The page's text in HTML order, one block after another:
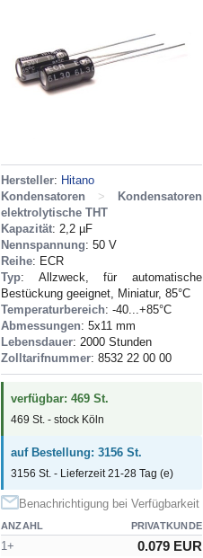
Hersteller: Hitano
Kondensatoren
>
Kondensatoren
elektrolytische THT
Kapazität: 2,2 µF
Nennspannung: 50 V
Reihe: ECR
Typ: Allzweck, für automatische
Bestückung geeignet, Miniatur, 85°C
Temperaturbereich: -40...+85°C
Abmessungen: 5x11 mm
Lebensdauer: 2000 Stunden
Zolltarifnummer: 8532 22 00 00
verfügbar: 469 St.
469 St. - stock Köln
auf Bestellung: 3156 St.
3156 St. - Lieferzeit 21-28 Tag (e)
Benachrichtigung bei Verfügbarkeit
ANZAHL PRIVATKUNDE
1+ 0.079 EUR